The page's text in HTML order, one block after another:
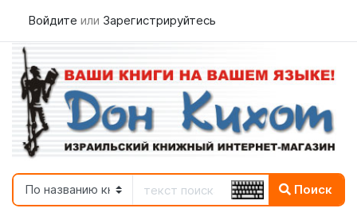
Войдите или Зарегистрируйтесь
Поиск